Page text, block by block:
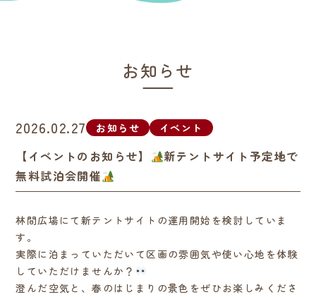
お知らせ
2026.02.27 お知らせ イベント
【イベントのお知らせ】
新テントサイト予定地で
無料試泊会開催
林間広場にて新テントサイトの運用開始を検討していま
す。
実際に泊まっていただいて区画の雰囲気や使い心地を体験
していただけませんか？
澄んだ空気と、春のはじまりの景色をぜひお楽しみくださ